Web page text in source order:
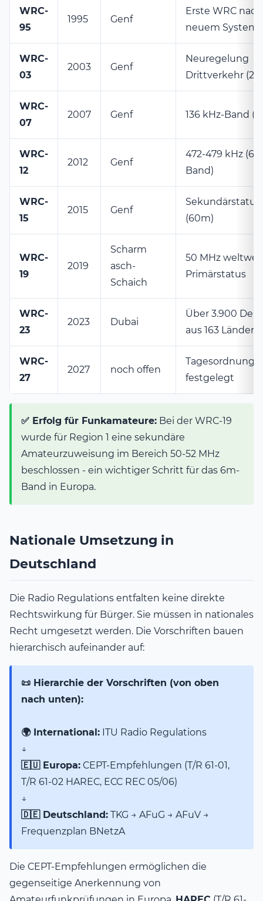
WRC-
95
1995 Genf
Erste WRC nach
neuem System
WRC-
03
2003 Genf
Neuregelung
Drittverkehr
WRC-
07
2007 Genf 136 kHz-Band
WRC-
12
2012 Genf
472-479 kHz
Band)
WRC-
15
2015 Genf
Sekundärstatus
(60m)
WRC-
19
2019
Scharm
asch-
Schaich
50 MHz
Primärstatus
WRC-
23
2023 Dubai
Über 3.900
aus 163 Ländern
WRC-
27
2027 noch offen
Tagesordnung
festgelegt
✅ Erfolg für Funkamateure: Bei der WRC-19
wurde für Region 1 eine sekundäre
Amateurzuweisung im Bereich 50-52 MHz
beschlossen - ein wichtiger Schritt für das 6m-
Band in Europa.
Nationale Umsetzung in
Deutschland
Die Radio Regulations entfalten keine direkte
Rechtswirkung für Bürger. Sie müssen in nationales
Recht umgesetzt werden. Die Vorschriften bauen
hierarchisch aufeinander auf:
📜 Hierarchie der Vorschriften (von oben
nach unten):
🌍 International: ITU Radio Regulations
↓
🇪🇺 Europa: CEPT-Empfehlungen (T/R 61-01,
T/R 61-02 HAREC, ECC REC 05/06)
↓
🇩🇪 Deutschland: TKG → AFuG → AFuV →
Frequenzplan BNetzA
Die CEPT-Empfehlungen ermöglichen die
gegenseitige Anerkennung von